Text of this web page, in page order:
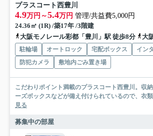
プラスコート西豊川
4.9万円～5.4万円 管理/共益費5,000円
24.36㎡ (1R) /築17年 /3階建
大阪モノレール彩都「豊川」駅 徒歩8分
大阪モ
駐輪場 オートロック 宅配ボックス
イン
防犯カメラ
敷地内ごみ置き場
こだわりポイント満載のプラスコート西豊川。収
ーズボックスなどが備え付けられているので、衣
見る
募集中の部屋